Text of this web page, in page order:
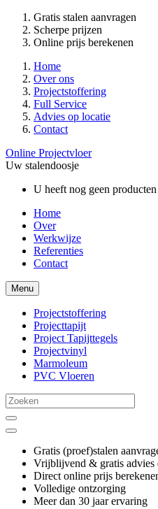
Gratis stalen aanvragen
Scherpe prijzen
Online prijs berekenen
Home
Over ons
Projectstoffering
Full Service
Advies op locatie
Contact
Online Projectvloer
Uw stalendoosje
U heeft nog geen
Home
Over
Werkwijze
Referenties
Contact
Menu
Projectstoffering
Projecttapijt
Project Tapijttegels
Projectvinyl
Marmoleum
PVC Vloeren
Gratis (proef)stalen
Vrijblijvend & gratis advies
Direct online prijs
Volledige ontzorging
Meer dan 30 jaar ervaring